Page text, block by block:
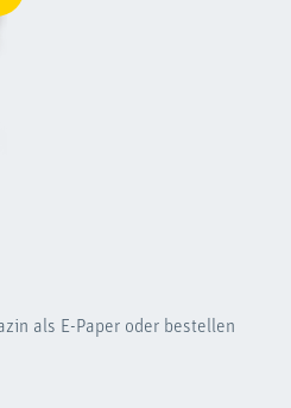
als E-Paper oder bestellen